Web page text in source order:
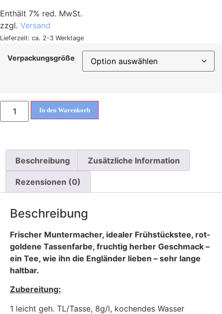
Enthält 7% red. MwSt.
zzgl. Versand
Lieferzeit: ca. 2-3 Werktage
Verpackungsgröße
In den Warenkorb
Beschreibung Zusätzliche Information
Rezensionen (0)
Beschreibung
Frischer Muntermacher, idealer Frühstückstee, rot-
goldene Tassenfarbe, fruchtig herber Geschmack –
ein Tee, wie ihn die Engländer lieben – sehr lange
haltbar.
Zubereitung:
1 leicht geh. TL/Tasse, 8g/l, kochendes Wasser